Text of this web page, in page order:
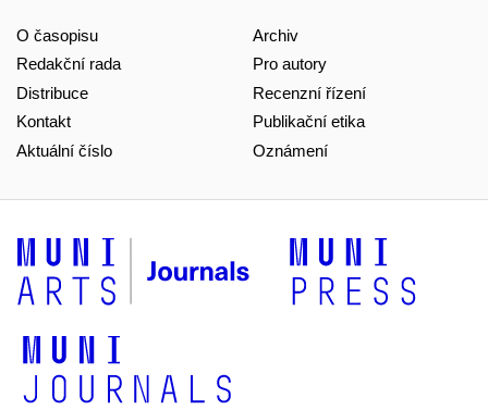
O časopisu
Redakční rada
Distribuce
Kontakt
Aktuální číslo
Archiv
Pro autory
Recenzní řízení
Publikační etika
Oznámení